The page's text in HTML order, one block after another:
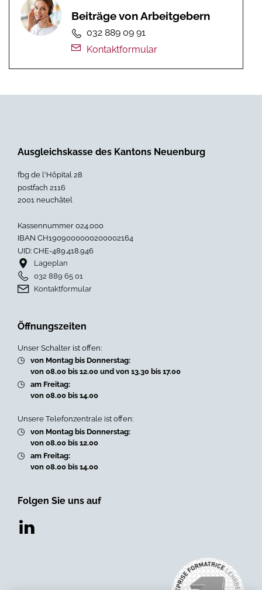
Beiträge von Arbeitgebern
032 889 09 91
Kontaktformular
Ausgleichskasse des Kantons Neuenburg
fbg de l'Hôpital 28
postfach 2116
2001 neuchâtel
Kassennummer 024.000
IBAN CH1909000000200002164
UID: CHE-489.418.946
Lageplan
032 889 65 01
Kontaktformular
Öffnungszeiten
Unser Schalter ist offen:
von Montag bis Donnerstag:
von 08.00 bis 12.00 und von 13.30 bis 17.00
am Freitag:
von 08.00 bis 14.00
Unsere Telefonzentrale ist offen:
von Montag bis Donnerstag:
von 08.00 bis 12.00
am Freitag:
von 08.00 bis 14.00
Folgen Sie uns auf